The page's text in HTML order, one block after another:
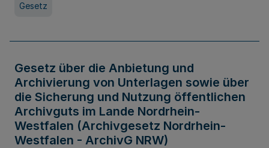
Gesetz
Gesetz über die Anbietung und
Archivierung von Unterlagen sowie über
die Sicherung und Nutzung öffentlichen
Archivguts im Lande Nordrhein-
Westfalen (Archivgesetz Nordrhein-
Westfalen - ArchivG NRW)